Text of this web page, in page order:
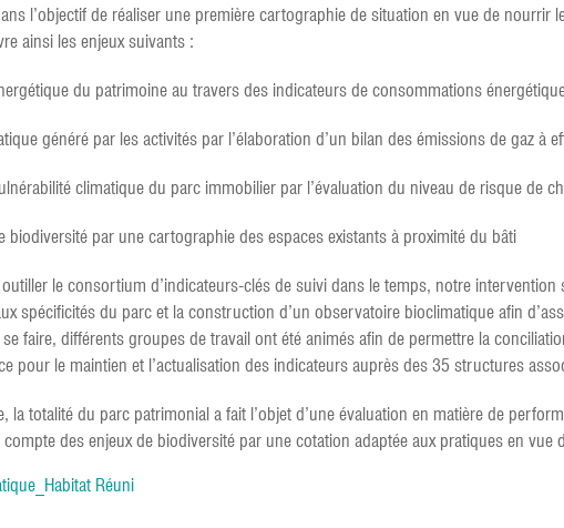
l’objectif de réaliser une première cartographie de situation en vue de nourrir
ainsi les enjeux suivants :
du patrimoine au travers des indicateurs de consommations
généré par les activités par l’élaboration d’un bilan des émissions de gaz à
climatique du parc immobilier par l’évaluation du niveau de risque de
biodiversité par une cartographie des espaces existants à proximité du bâti
le consortium d’indicateurs-clés de suivi dans le temps, notre intervention
spécificités du parc et la construction d’un observatoire bioclimatique afin
faire, différents groupes de travail ont été animés afin de permettre la
pour le maintien et l’actualisation des indicateurs auprès des 35 structures
la totalité du parc patrimonial a fait l’objet d’une évaluation en matière de
des enjeux de biodiversité par une cotation adaptée aux pratiques en vue
Réuni